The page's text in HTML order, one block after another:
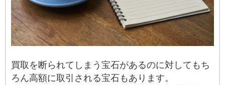
買取を断られてしまう宝石があるのに対してもち
ろん高額に取引される宝石もあります。